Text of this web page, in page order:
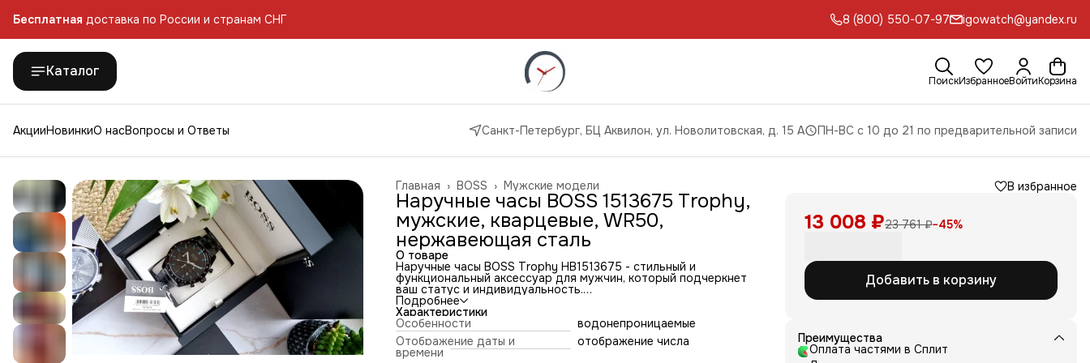
Бесплатная доставка по России и странам СНГ
Бесплатная доставка по России и странам СНГ
8 (800) 550-07-97 igowatch@yandex.ru
Каталог
ПоискИзбранноеВойтиКорзина
АкцииНовинкиО насВопросы и Ответы Санкт-Петербург, БЦ Аквилон, ул. Новолитовская, д. 15 А ПН-ВС с 10 до 21 по предварительной записи
Мужские модели
BOSS ›
Главная ›
Наручные часы BOSS 1513675 Trophy,
мужские, кварцевые, WR50,
нержавеющая сталь
О товаре
Наручные часы BOSS Trophy HB1513675 - стильный и
функциональный аксессуар для мужчин, который подчеркнет
ваш статус и индивидуальность.
Часы изготовлены из нержавеющей стали, что гарантирует их
долговечность и устойчивость к коррозии. Черный цвет
корпуса и ремешка придает аксессуару элегантный и
современный вид.
Минеральное стекло защищает циферблат от царапин и
повреждений, обеспечивая долгий срок службы часов.
Подробнее
Характеристики
Особенности
водонепроницаемые
Отображение даты и
времени
отображение числа
В избранное
13 008 ₽23 761 ₽−45%
Добавить в корзину
Преимущества
Оплата частями в Сплит